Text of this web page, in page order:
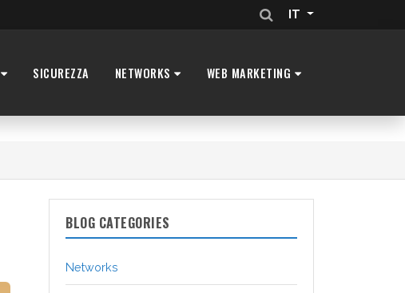
IT
SICUREZZA NETWORKS WEB MARKETING
BLOG CATEGORIES
Networks